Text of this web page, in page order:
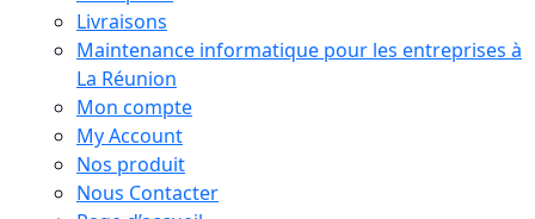
Livraisons
Maintenance informatique pour les entreprises à
La Réunion
Mon compte
My Account
Nos produit
Nous Contacter